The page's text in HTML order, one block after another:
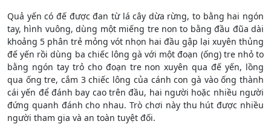
Quả yến có đế được đan từ lá cây dừa rừng, to bằng hai ngón
tay, hình vuông, dùng một miếng tre non to bằng đầu đũa dài
khoảng 5 phân trẻ mỏng vót nhọn hai đầu gập lại xuyên thủng
đế yến rồi dùng ba chiếc lông gà với một đoạn (ống) tre nhỏ to
bằng ngón tay trỏ cho đoạn tre non xuyên qua đế yến, lồng
qua ống tre, cắm 3 chiếc lông của cánh con gà vào ống thành
cái yến để đánh bay cao trên đầu, hai người hoặc nhiều người
đứng quanh đánh cho nhau. Trò chơi này thu hút được nhiều
người tham gia và an toàn tuyệt đối.